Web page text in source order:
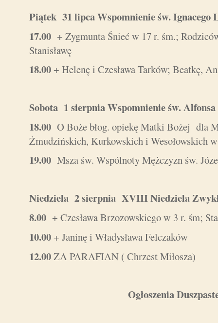
Piątek 31 lipca Wspomnienie św.
17.00 + Zygmunta Śnieć w 17 r. śm.;
Stanisławę
18.00+ Helenę i Czesława Tarków; Beatkę,
Sobota 1 sierpnia Wspomnienie św.
18.00 O Boże błog. opiekę Matki Bożej dla
Żmudzińskich, Kurkowskich i Wesołowskich
19.00 Msza św. Wspólnoty Mężczyzn św.
Niedziela 2 sierpnia XVIII Niedziela
8.00 + Czesława Brzozowskiego w 3 r. śm;
10.00+ Janinę i Władysława Felczaków
12.00ZA PARAFIAN ( Chrzest Miłosza)
Ogłoszenia